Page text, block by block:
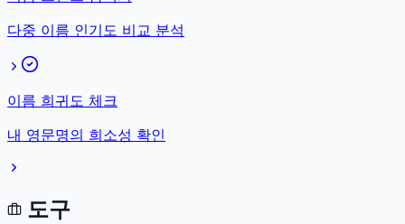
다중 이름 인기도 비교 분석
이름 희귀도 체크
내 영문명의 희소성 확인
도구